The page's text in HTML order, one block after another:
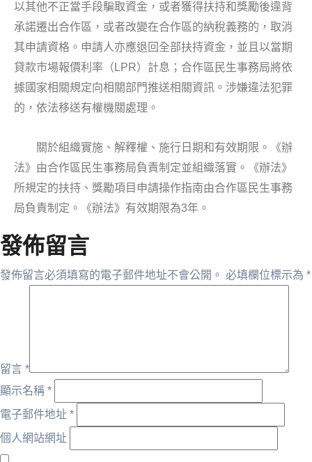
以其他不正當手段騙取資金，或者獲得扶持和獎勵後違背
承諾遷出合作區，或者改變在合作區的納稅義務的，取消
其申請資格。申請人亦應退回全部扶持資金，並且以當期
貸款市場報價利率（LPR）計息；合作區民生事務局將依
據國家相關規定向相關部門推送相關資訊。涉嫌違法犯罪
的，依法移送有權機關處理。
關於組織實施、解釋權、施行日期和有效期限。《辦
法》由合作區民生事務局負責制定並組織落實。《辦法》
所規定的扶持、獎勵項目申請操作指南由合作區民生事務
局負責制定。《辦法》有效期限為3年。
發佈留言
發佈留言必須填寫的電子郵件地址不會公開。 必填欄位標示為 *
留言 *
顯示名稱 *
電子郵件地址 *
個人網站網址